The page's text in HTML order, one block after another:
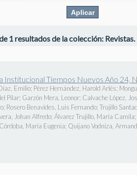
1 resultados de la colección: Revistas.
Institucional Tiempos Nuevos Año 24,
Emilio; Pérez Hernández, Harold Arlés;
Pilar; Garzón Mera, Leonor; Calvache López,
; Rosero Benavides, Luis Fernando; Trujillo
Johan Alfredo; Álvarez Trujillo, María Camila;
Córdoba, María Eugenia; Quijano Vodniza,